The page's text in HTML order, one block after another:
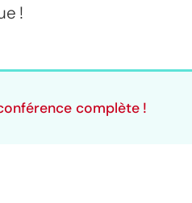
!
complète !